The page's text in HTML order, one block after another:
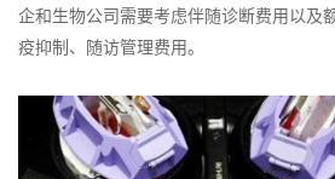
企和生物公司需要考虑伴随诊断费用以及
疫抑制、随访管理费用。